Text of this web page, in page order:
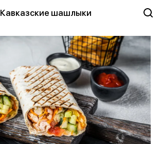
Кавказские шашлыки